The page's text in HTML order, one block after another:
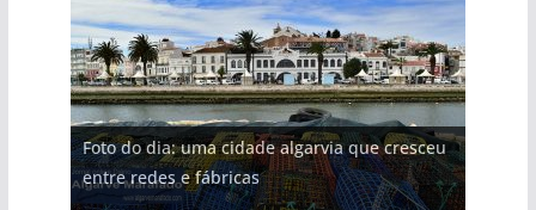
Foto do dia: uma cidade algarvia que cresceu
entre redes e fábricas